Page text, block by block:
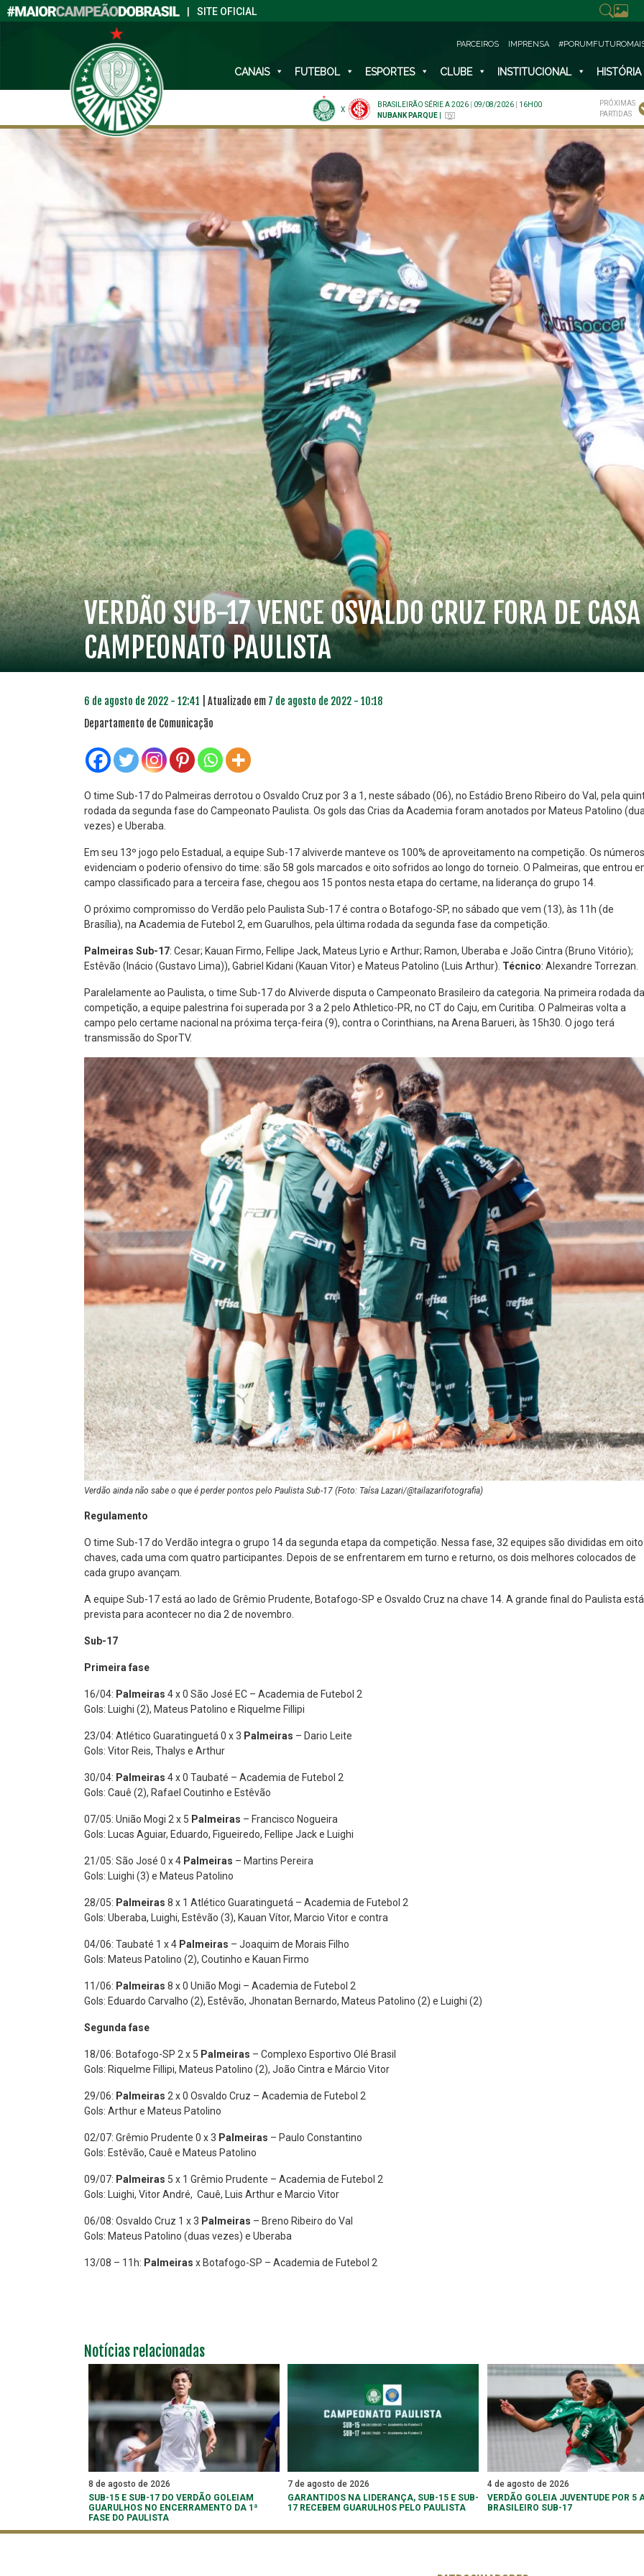
SITE OFICIAL
PARCEIROS IMPRENSA
CANAIS FUTEBOL ESPORTES CLUBE INSTITUCIONAL HISTÓRIA
X
BRASILEIRÃO SÉRIE A 2026 09/08/2026
16H00
NUBANK PARQUE
PRÓXIMAS
PARTIDAS
VERDÃO SUB-17 VENCE OSVALDO CRUZ FORA DE
CAMPEONATO PAULISTA
6 de agosto de 2022 - 12:41 | Atualizado em 7 de agosto de 2022 - 10:18
Departamento de Comunicação
O time Sub-17 do Palmeiras derrotou o Osvaldo Cruz por 3 a 1, neste sábado (06), no Estádio Breno Ribeiro do Val, pela
rodada da segunda fase do Campeonato Paulista. Os gols das Crias da Academia foram anotados por Mateus Patolino
vezes) e Uberaba.
Em seu 13º jogo pelo Estadual, a equipe Sub-17 alviverde manteve os 100% de aproveitamento na competição. Os números
evidenciam o poderio ofensivo do time: são 58 gols marcados e oito sofridos ao longo do torneio. O Palmeiras, que entrou
campo classificado para a terceira fase, chegou aos 15 pontos nesta etapa do certame, na liderança do grupo 14.
O próximo compromisso do Verdão pelo Paulista Sub-17 é contra o Botafogo-SP, no sábado que vem (13), às 11h (de
Brasília), na Academia de Futebol 2, em Guarulhos, pela última rodada da segunda fase da competição.
Palmeiras Sub-17: Cesar; Kauan Firmo, Fellipe Jack, Mateus Lyrio e Arthur; Ramon, Uberaba e João Cintra (Bruno Vitório);
Estêvão (Inácio (Gustavo Lima)), Gabriel Kidani (Kauan Vitor) e Mateus Patolino (Luis Arthur). Técnico: Alexandre Torrezan.
Paralelamente ao Paulista, o time Sub-17 do Alviverde disputa o Campeonato Brasileiro da categoria. Na primeira rodada da
competição, a equipe palestrina foi superada por 3 a 2 pelo Athletico-PR, no CT do Caju, em Curitiba. O Palmeiras volta a
campo pelo certame nacional na próxima terça-feira (9), contra o Corinthians, na Arena Barueri, às 15h30. O jogo terá
transmissão do SporTV.
Verdão ainda não sabe o que é perder pontos pelo Paulista Sub-17 (Foto: Taísa Lazari/@tailazarifotografia)
Regulamento
O time Sub-17 do Verdão integra o grupo 14 da segunda etapa da competição. Nessa fase, 32 equipes são divididas em oito
chaves, cada uma com quatro participantes. Depois de se enfrentarem em turno e returno, os dois melhores colocados de
cada grupo avançam.
A equipe Sub-17 está ao lado de Grêmio Prudente, Botafogo-SP e Osvaldo Cruz na chave 14. A grande final do Paulista está
prevista para acontecer no dia 2 de novembro.
Sub-17
Primeira fase
16/04: Palmeiras 4 x 0 São José EC – Academia de Futebol 2
Gols: Luighi (2), Mateus Patolino e Riquelme Fillipi
23/04: Atlético Guaratinguetá 0 x 3 Palmeiras – Dario Leite
Gols: Vitor Reis, Thalys e Arthur
30/04: Palmeiras 4 x 0 Taubaté – Academia de Futebol 2
Gols: Cauê (2), Rafael Coutinho e Estêvão
07/05: União Mogi 2 x 5 Palmeiras – Francisco Nogueira
Gols: Lucas Aguiar, Eduardo, Figueiredo, Fellipe Jack e Luighi
21/05: São José 0 x 4 Palmeiras – Martins Pereira
Gols: Luighi (3) e Mateus Patolino
28/05: Palmeiras 8 x 1 Atlético Guaratinguetá – Academia de Futebol 2
Gols: Uberaba, Luighi, Estêvão (3), Kauan Vítor, Marcio Vitor e contra
04/06: Taubaté 1 x 4 Palmeiras – Joaquim de Morais Filho
Gols: Mateus Patolino (2), Coutinho e Kauan Firmo
11/06: Palmeiras 8 x 0 União Mogi – Academia de Futebol 2
Gols: Eduardo Carvalho (2), Estêvão, Jhonatan Bernardo, Mateus Patolino (2) e Luighi (2)
Segunda fase
18/06: Botafogo-SP 2 x 5 Palmeiras – Complexo Esportivo Olé Brasil
Gols: Riquelme Fillipi, Mateus Patolino (2), João Cintra e Márcio Vitor
29/06: Palmeiras 2 x 0 Osvaldo Cruz – Academia de Futebol 2
Gols: Arthur e Mateus Patolino
02/07: Grêmio Prudente 0 x 3 Palmeiras – Paulo Constantino
Gols: Estêvão, Cauê e Mateus Patolino
09/07: Palmeiras 5 x 1 Grêmio Prudente – Academia de Futebol 2
Gols: Luighi, Vitor André, Cauê, Luis Arthur e Marcio Vitor
06/08: Osvaldo Cruz 1 x 3 Palmeiras – Breno Ribeiro do Val
Gols: Mateus Patolino (duas vezes) e Uberaba
13/08 – 11h: Palmeiras x Botafogo-SP – Academia de Futebol 2
PLANO PRATA
R$ 46,04 R$23,01 R$85,52
Notícias relacionadas
8 de agosto de 2026
SUB-15 E SUB-17 DO VERDÃO GOLEIAM
GUARULHOS NO ENCERRAMENTO DA 1ª
FASE DO PAULISTA
7 de agosto de 2026
GARANTIDOS NA LIDERANÇA, SUB-15 E SUB-
17 RECEBEM GUARULHOS PELO PAULISTA
4 de agosto de 2026
VERDÃO GOLEIA JUVENTUDE POR 5
BRASILEIRO SUB-17